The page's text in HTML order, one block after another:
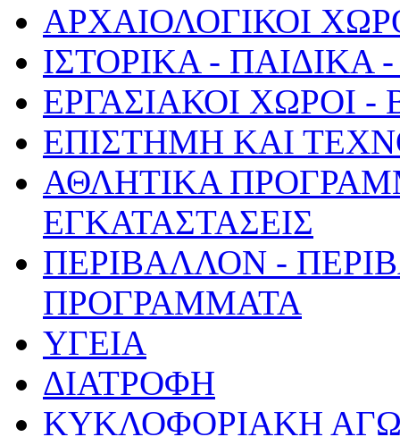
ΑΡΧΑΙΟΛΟΓΙΚΟΙ
ΙΣΤΟΡΙΚΑ -
ΕΡΓΑΣΙΑΚΟΙ ΧΩΡΟΙ
ΕΠΙΣΤΗΜΗ ΚΑΙ
ΑΘΛΗΤΙΚΑ
ΕΓΚΑΤΑΣΤΑΣΕΙΣ
ΠΕΡΙΒΑΛΛΟΝ -
ΠΡΟΓΡΑΜΜΑΤΑ
ΥΓΕΙΑ
ΔΙΑΤΡΟΦΗ
ΚΥΚΛΟΦΟΡΙΑΚΗ